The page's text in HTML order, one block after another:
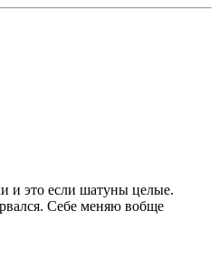
и это если шатуны целые.
Себе меняю вобще